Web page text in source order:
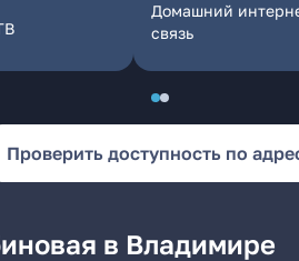
Домашний
связь
Проверить доступность по
в Владимире